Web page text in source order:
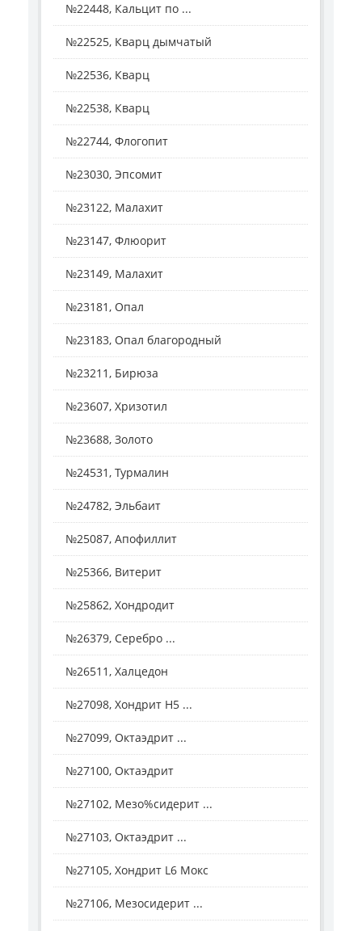
№22448, Кальцит по ...
№22525, Кварц дымчатый
№22536, Кварц
№22538, Кварц
№22744, Флогопит
№23030, Эпсомит
№23122, Малахит
№23147, Флюорит
№23149, Малахит
№23181, Опал
№23183, Опал благородный
№23211, Бирюза
№23607, Хризотил
№23688, Золото
№24531, Турмалин
№24782, Эльбаит
№25087, Апофиллит
№25366, Витерит
№25862, Хондродит
№26379, Серебро ...
№26511, Халцедон
№27098, Хондрит H5 ...
№27099, Октаэдрит ...
№27100, Октаэдрит
№27102, Мезо%сидерит ...
№27103, Октаэдрит ...
№27105, Хондрит L6 Мокс
№27106, Мезосидерит ...